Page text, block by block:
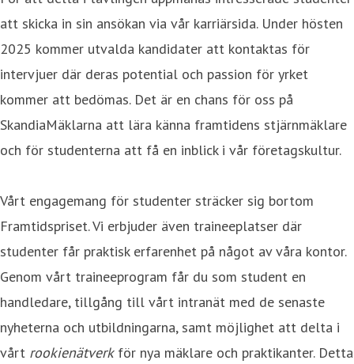
att skicka in sin ansökan via vår karriärsida. Under hösten
2025 kommer utvalda kandidater att kontaktas för
intervjuer där deras potential och passion för yrket
kommer att bedömas. Det är en chans för oss på
SkandiaMäklarna att lära känna framtidens stjärnmäklare
och för studenterna att få en inblick i vår företagskultur.
Vårt engagemang för studenter sträcker sig bortom
Framtidspriset. Vi erbjuder även traineeplatser där
studenter får praktisk erfarenhet på något av våra kontor.
Genom vårt traineeprogram får du som student en
handledare, tillgång till vårt intranät med de senaste
nyheterna och utbildningarna, samt möjlighet att delta i
vårt rookienätverkför nya mäklare och praktikanter. Detta